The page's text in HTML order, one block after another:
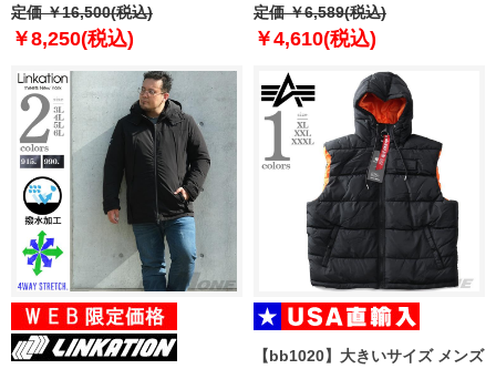
アップ 千鳥柄 ストレッチ カジュ
アル ジャケット アスレジャー ス
定価 ￥16,500(税込)
￥8,250(税込)
タンド ジャケット アスレジャー
スポーツウェア la-cj230111
定価 ￥6,589(税込)
￥4,610(税込)
【bb1020】大きいサイズ メンズ